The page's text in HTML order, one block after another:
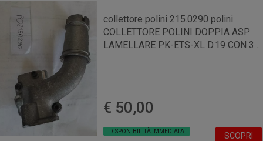
collettore polini 215.0290 polini
COLLETTORE POLINI DOPPIA ASP.
LAMELLARE PK-ETS-XL D.19 CON 3
€ 50,00
DISPONIBILITÀ IMMEDIATA SCOPRI